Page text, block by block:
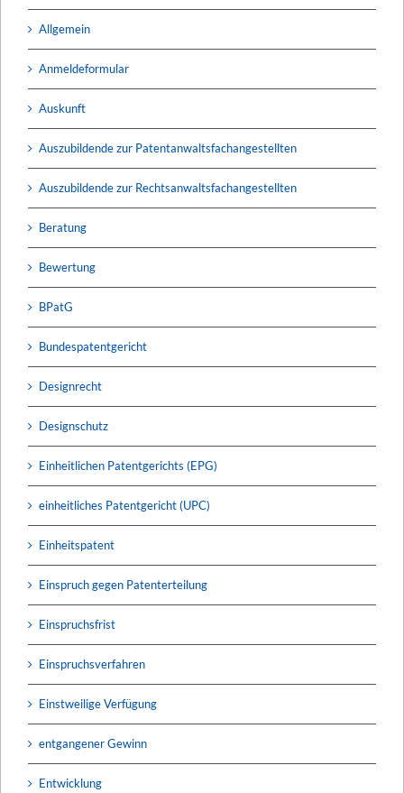
Allgemein
Anmeldeformular
Auskunft
Auszubildende zur Patentanwaltsfachangestellten
Auszubildende zur Rechtsanwaltsfachangestellten
Beratung
Bewertung
BPatG
Bundespatentgericht
Designrecht
Designschutz
Einheitlichen Patentgerichts (EPG)
einheitliches Patentgericht (UPC)
Einheitspatent
Einspruch gegen Patenterteilung
Einspruchsfrist
Einspruchsverfahren
Einstweilige Verfügung
entgangener Gewinn
Entwicklung